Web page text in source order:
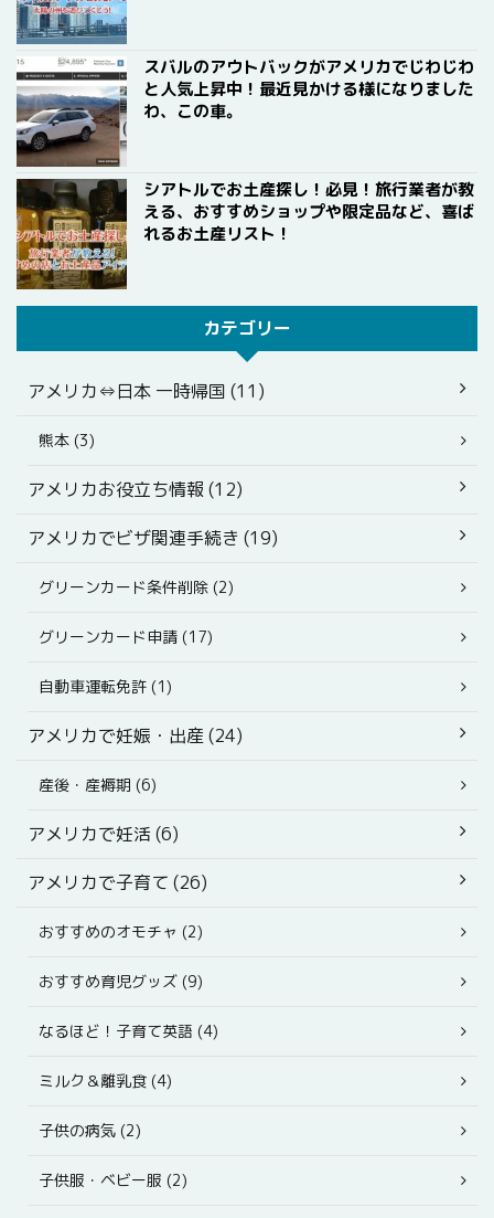
スバルのアウトバックがアメリカでじわじわ
と人気上昇中！最近見かける様になりました
わ、この車。
シアトルでお土産探し！必見！旅行業者が教
える、おすすめショップや限定品など、喜ば
れるお土産リスト！
カテゴリー
アメリカ⇔日本 一時帰国 (11)
熊本 (3)
アメリカお役立ち情報 (12)
アメリカでビザ関連手続き (19)
グリーンカード条件削除 (2)
グリーンカード申請 (17)
自動車運転免許 (1)
アメリカで妊娠・出産 (24)
産後・産褥期 (6)
アメリカで妊活 (6)
アメリカで子育て (26)
おすすめのオモチャ (2)
おすすめ育児グッズ (9)
なるほど！子育て英語 (4)
ミルク＆離乳食 (4)
子供の病気 (2)
子供服・ベビー服 (2)